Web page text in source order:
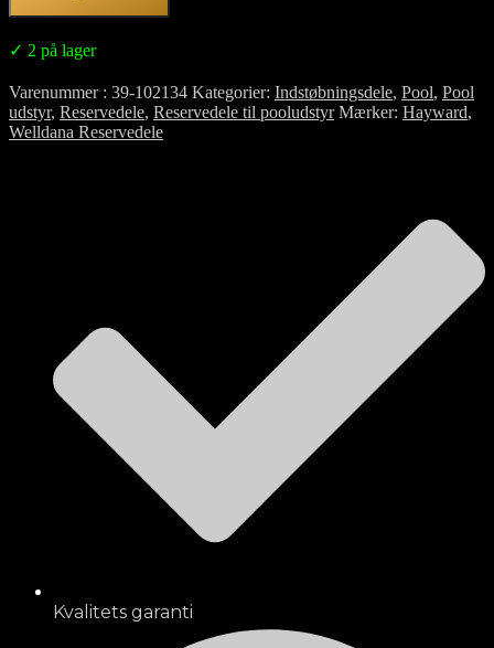
✓ 2 på lager
Varenummer 39-102134 Kategorier Indstøbningsdele, Pool, Pool
udstyr, Reservedele, Reservedele til pooludstyr Mærker Hayward,
Welldana Reservedele
Kvalitets garanti